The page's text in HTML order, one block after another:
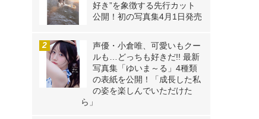
好き”を象徴する先行カット
公開！初の写真集4月1日発売
声優・小倉唯、可愛いもクー
ルも…どっちも好きだ!! 最新
写真集「ゆいま～る」4種類
の表紙を公開！「成長した私
の姿を楽しんでいただけた
ら」